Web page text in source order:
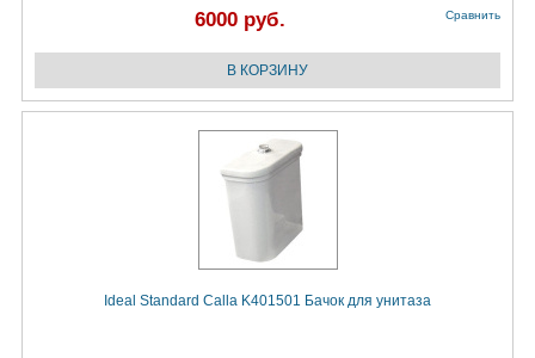
6000 руб. Сравнить
Ideal Standard Calla K401501 Бачок для унитаза